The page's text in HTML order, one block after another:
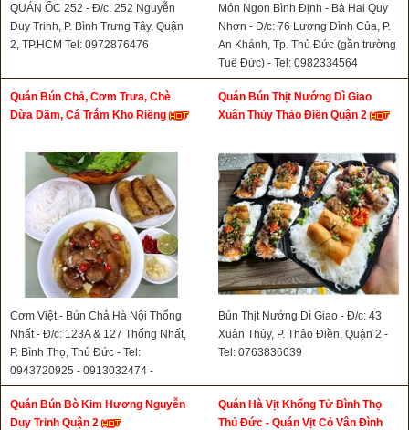
QUÁN ỐC 252 - Đ/c: 252 Nguyễn
Duy Trinh, P. Bình Trưng Tây, Quận
2, TP.HCM Tel: 0972876476
Món Ngon Bình Định - Bà Hai Quy
Nhơn - Đ/c: 76 Lương Đình Của, P.
An Khánh, Tp. Thủ Đức (gần trường
Tuệ Đức) - Tel: 0982334564
Quán Bún Chả, Cơm Trưa, Chè
Dừa Dầm, Cá Trắm Kho Riềng
Cơm Việt - Bún Chả Hà Nội Thống
Nhất - Đ/c: 123A & 127 Thống Nhất,
P. Bình Thọ, Thủ Đức - Tel:
0943720925 - 0913032474 -
0898868939- 0816681166
Quán Bún Thịt Nướng Dì Giao
Xuân Thủy Thảo Điền Quận 2
Bún Thịt Nướng Dì Giao - Đ/c: 43
Xuân Thủy, P. Thảo Điền, Quận 2 -
Tel: 0763836639
Quán Bún Bò Kim Hương Nguyễn
Duy Trinh Quận 2
Quán Hà Vịt Khổng Tử Bình Thọ
Thủ Đức - Quán Vịt Cỏ Vân Đình